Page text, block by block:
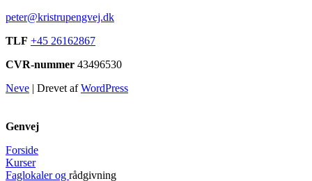
peter@kristrupengvej.dk
TLF +45 26162867
CVR-nummer 43496530
Neve | Drevet afWordPress
Genvej
Forside
Kurser
Faglokaler og rådgivning